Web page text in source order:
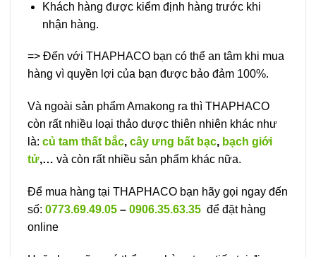
Khách hàng được kiểm định hàng trước khi
nhận hàng.
=> Đến với THAPHACO bạn có thể an tâm khi mua
hàng vì quyền lợi của bạn được bảo đảm 100%.
Và ngoài sản phẩm Amakong ra thì THAPHACO
còn rất nhiều loại thảo dược thiên nhiên khác như
là: củ tam thất bắc, cây ưng bất bạc, bạch giới
tử,… và còn rất nhiều sản phẩm khác nữa.
Để mua hàng tại THAPHACO bạn hãy gọi ngay đến
số: 0773.69.49.05 – 0906.35.63.35 để đặt hàng
online